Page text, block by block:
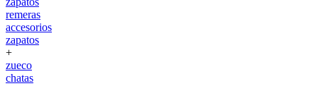
remeras
accesorios
zapatos
+
zueco
chatas